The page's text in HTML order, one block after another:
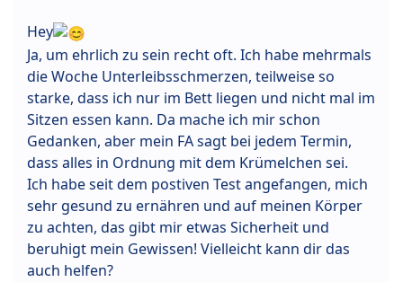
Hey
Ja, um ehrlich zu sein recht oft. Ich habe mehrmals
die Woche Unterleibsschmerzen, teilweise so
starke, dass ich nur im Bett liegen und nicht mal im
Sitzen essen kann. Da mache ich mir schon
Gedanken, aber mein FA sagt bei jedem Termin,
dass alles in Ordnung mit dem Krümelchen sei.
Ich habe seit dem postiven Test angefangen, mich
sehr gesund zu ernähren und auf meinen Körper
zu achten, das gibt mir etwas Sicherheit und
beruhigt mein Gewissen! Vielleicht kann dir das
auch helfen?